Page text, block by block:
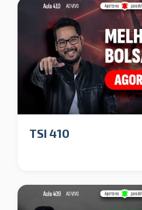
TSI 410